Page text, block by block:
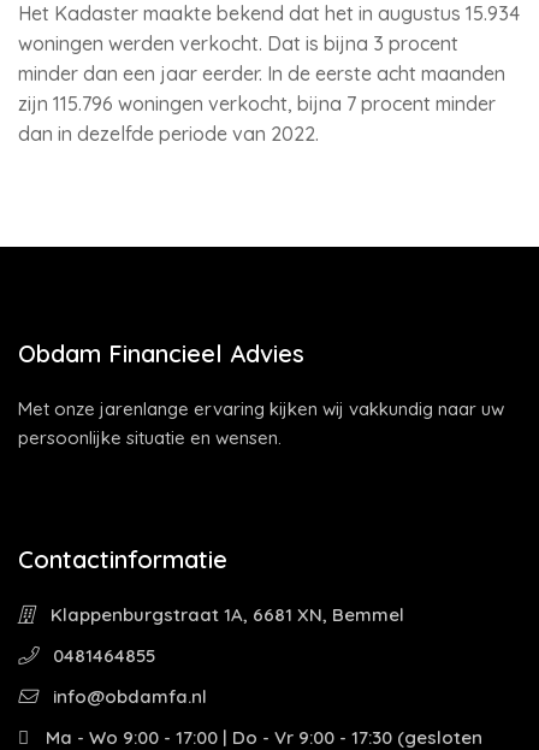
Het Kadaster maakte bekend dat het in augustus 15.934
woningen werden verkocht. Dat is bijna 3 procent
minder dan een jaar eerder. In de eerste acht maanden
zijn 115.796 woningen verkocht, bijna 7 procent minder
dan in dezelfde periode van 2022.
Obdam Financieel Advies
Met onze jarenlange ervaring kijken wij vakkundig naar uw
persoonlijke situatie en wensen.
Contactinformatie
Klappenburgstraat 1A, 6681 XN, Bemmel
0481464855
info@obdamfa.nl
Ma - Wo 9:00 - 17:00 | Do - Vr 9:00 - 17:30 (gesloten